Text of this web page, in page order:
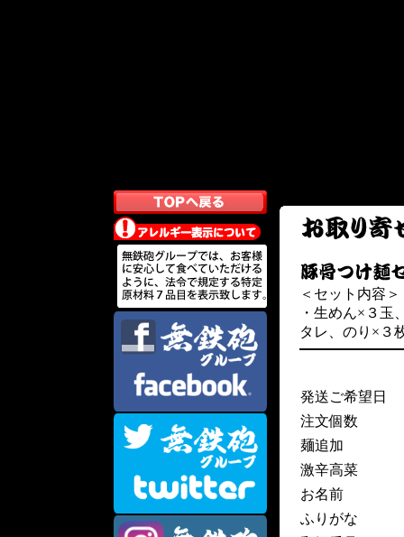
＜セット内容＞
・生めん×３玉
タレ、のり×３
発送ご希望日
注文個数
麺追加
激辛高菜
お名前
ふりがな